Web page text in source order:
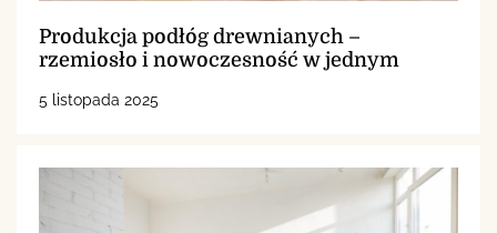
Produkcja podłóg drewnianych –
rzemiosło i nowoczesność w jednym
5 listopada 2025